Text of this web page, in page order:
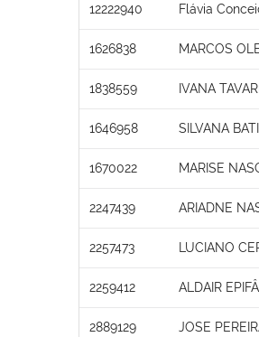
12222940 Flávia
1626838 MARCOS
1838559 IVANA
1646958 SILVANA
1670022 MARISE
2247439 ARIADNE
2257473 LUCIANO
2259412 ALDAIR
2889129 JOSE